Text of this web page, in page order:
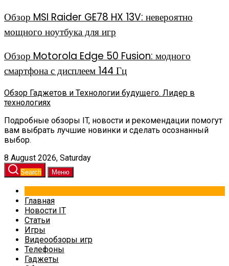
Обзор MSI Raider GE78 HX 13V: невероятно
мощного ноутбука для игр
Обзор Motorola Edge 50 Fusion: модного
смартфона с дисплеем 144 Гц
Обзор Гаджетов и Технологии будущего. Лидер в
технологиях
Подробные обзоры IT, новости и рекомендации помогут
вам выбрать лучшие новинки и сделать осознанный
выбор.
8 August 2026, Saturday
Search Меню
Главная
Новости IT
Статьи
Игры
Видеообзоры игр
Телефоны
Гаджеты